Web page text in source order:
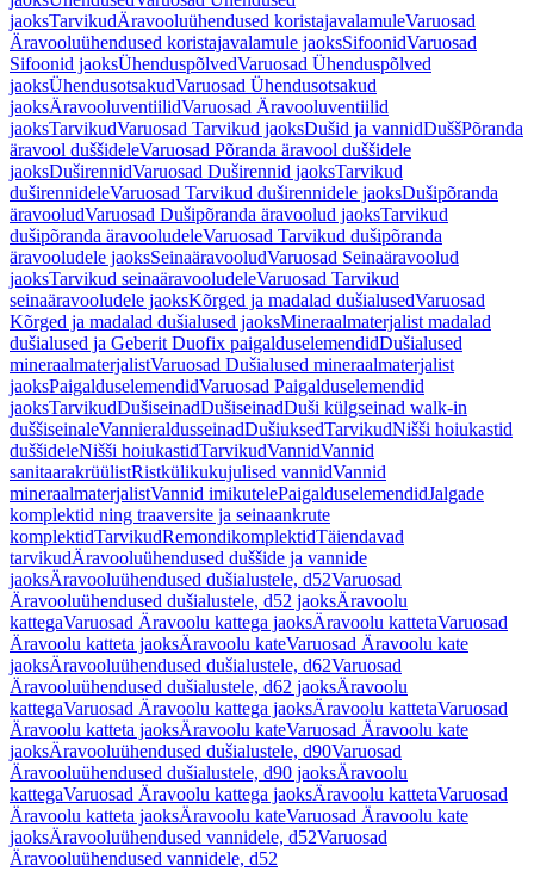
jaoksTarvikudÄravooluühendused koristajavalamuleVaruosad
Äravooluühendused koristajavalamule jaoksSifoonidVaruosad
Sifoonid jaoksÜhenduspõlvedVaruosad Ühenduspõlved
jaoksÜhendusotsakudVaruosad Ühendusotsakud
jaoksÄravooluventiilidVaruosad Äravooluventiilid
jaoksTarvikudVaruosad Tarvikud jaoksDušid ja vannidDuššPõranda
äravool duššideleVaruosad Põranda äravool duššidele
jaoksDuširennidVaruosad Duširennid jaoksTarvikud
duširennideleVaruosad Tarvikud duširennidele jaoksDušipõranda
äravooludVaruosad Dušipõranda äravoolud jaoksTarvikud
dušipõranda äravooludeleVaruosad Tarvikud dušipõranda
äravooludele jaoksSeinaäravooludVaruosad Seinaäravoolud
jaoksTarvikud seinaäravooludeleVaruosad Tarvikud
seinaäravooludele jaoksKõrged ja madalad dušialusedVaruosad
Kõrged ja madalad dušialused jaoksMineraalmaterjalist madalad
dušialused ja Geberit Duofix paigalduselemendidDušialused
mineraalmaterjalistVaruosad Dušialused mineraalmaterjalist
jaoksPaigalduselemendidVaruosad Paigalduselemendid
jaoksTarvikudDušiseinadDušiseinadDuši külgseinad walk-in
duššiseinaleVannieraldusseinadDušiuksedTarvikudNišši hoiukastid
duššideleNišši hoiukastidTarvikudVannidVannid
sanitaarakrüülistRistkülikukujulised vannidVannid
mineraalmaterjalistVannid imikutelePaigalduselemendidJalgade
komplektid ning traaversite ja seinaankrute
komplektidTarvikudRemondikomplektidTäiendavad
tarvikudÄravooluühendused duššide ja vannide
jaoksÄravooluühendused dušialustele, d52Varuosad
Äravooluühendused dušialustele, d52 jaoksÄravoolu
kattegaVaruosad Äravoolu kattega jaoksÄravoolu kattetaVaruosad
Äravoolu katteta jaoksÄravoolu kateVaruosad Äravoolu kate
jaoksÄravooluühendused dušialustele, d62Varuosad
Äravooluühendused dušialustele, d62 jaoksÄravoolu
kattegaVaruosad Äravoolu kattega jaoksÄravoolu kattetaVaruosad
Äravoolu katteta jaoksÄravoolu kateVaruosad Äravoolu kate
jaoksÄravooluühendused dušialustele, d90Varuosad
Äravooluühendused dušialustele, d90 jaoksÄravoolu
kattegaVaruosad Äravoolu kattega jaoksÄravoolu kattetaVaruosad
Äravoolu katteta jaoksÄravoolu kateVaruosad Äravoolu kate
jaoksÄravooluühendused vannidele, d52Varuosad
Äravooluühendused vannidele, d52